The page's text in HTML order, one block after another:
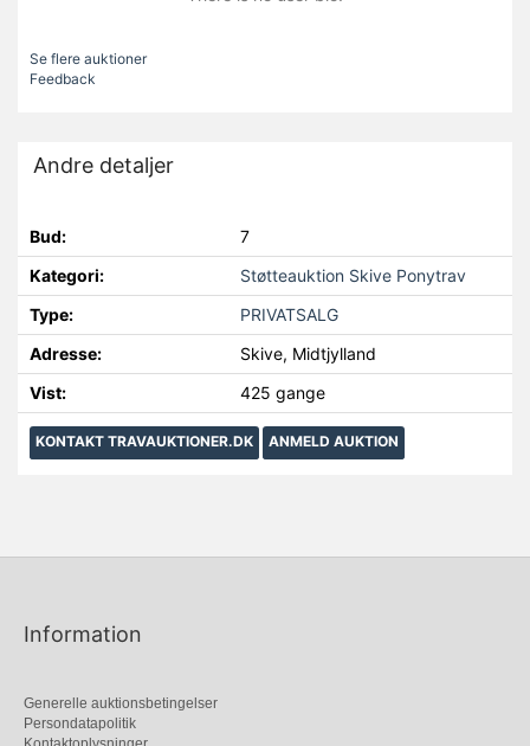
Se flere auktioner
Feedback
Andre detaljer
Bud:
7
Kategori:
Støtteauktion Skive Ponytrav
Type:
PRIVATSALG
Adresse:
Skive, Midtjylland
Vist:
425 gange
KONTAKT TRAVAUKTIONER.DK ANMELD AUKTION
Information
Generelle auktionsbetingelser
Persondatapolitik